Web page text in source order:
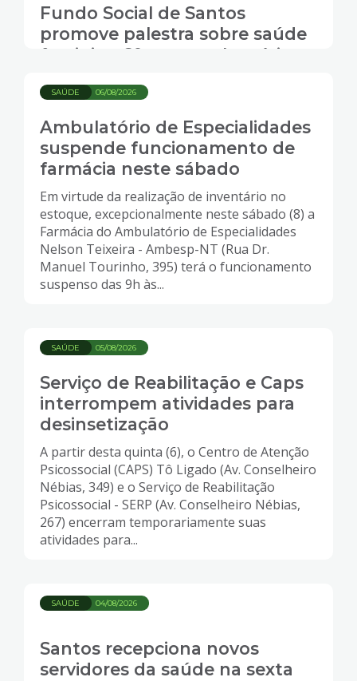
Fundo Social de Santos
promove palestra sobre saúde
feminina 60+ para voluntárias
06/08/2026
SAÚDE
Ambulatório de Especialidades
suspende funcionamento de
farmácia neste sábado
Em virtude da realização de inventário no
estoque, excepcionalmente neste sábado (8) a
Farmácia do Ambulatório de Especialidades
Nelson Teixeira - Ambesp-NT (Rua Dr.
Manuel Tourinho, 395) terá o funcionamento
suspenso das 9h às...
05/08/2026
SAÚDE
Serviço de Reabilitação e Caps
interrompem atividades para
desinsetização
A partir desta quinta (6), o Centro de Atenção
Psicossocial (CAPS) Tô Ligado (Av. Conselheiro
Nébias, 349) e o Serviço de Reabilitação
Psicossocial - SERP (Av. Conselheiro Nébias,
267) encerram temporariamente suas
atividades para...
04/08/2026
SAÚDE
Santos recepciona novos
servidores da saúde na sexta